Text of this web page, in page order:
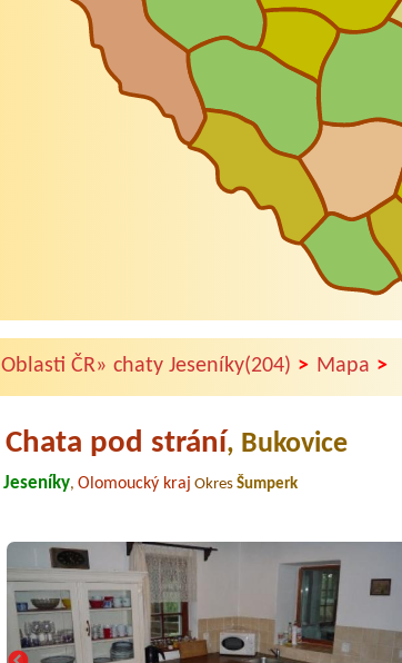
Oblasti ČR» chaty Jeseníky(204) > Mapa >
Chata pod strání, Bukovice
Jeseníky, Olomoucký kraj Okres Šumperk